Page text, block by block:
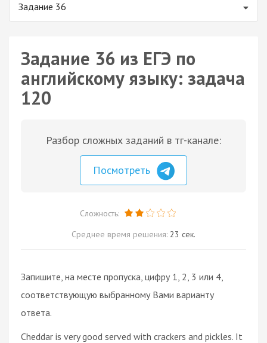
Задание 36
Задание 36 из ЕГЭ по
английскому языку: задача
120
Разбор сложных заданий в тг-канале:
Посмотреть
Сложность:
Среднее время решения: 23 сек.
Запишите, на месте пропуска, цифру 1, 2, 3 или 4,
соответствующую выбранному Вами варианту
ответа.
Cheddar is very good served with crackers and pickles. It